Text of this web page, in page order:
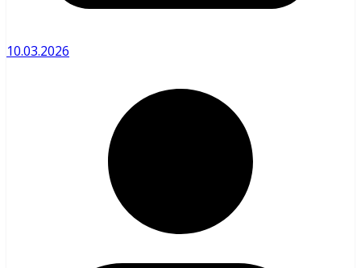
10.03.2026